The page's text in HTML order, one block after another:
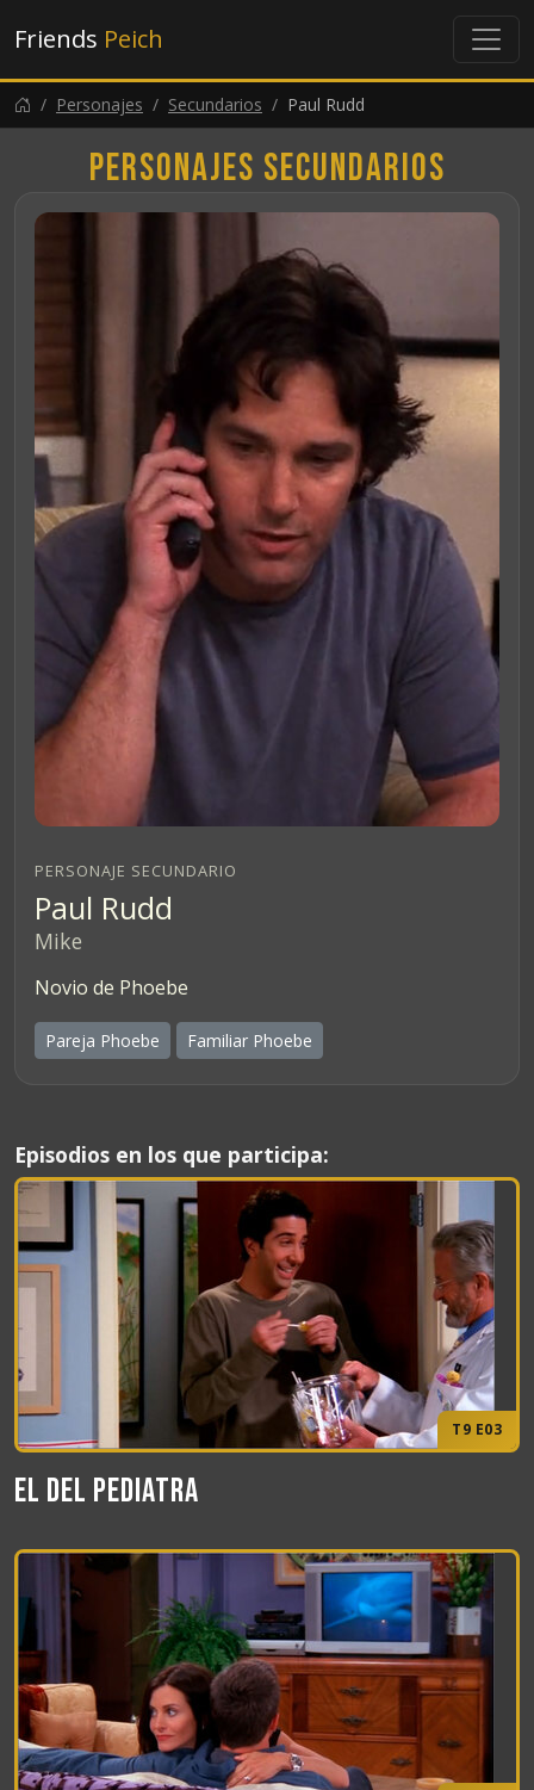
Friends Peich
Personajes Secundarios Paul Rudd
Personajes secundarios
PERSONAJE SECUNDARIO
Paul Rudd
Mike
Novio de Phoebe
Pareja Phoebe Familiar Phoebe
Episodios en los que participa:
T9 E03
El del pediatra